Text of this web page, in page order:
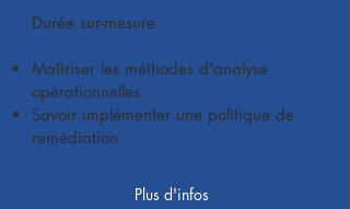
Durée sur-mesure
Maîtriser les méthodes d'analyse
opérationnelles
Savoir implémenter une politique de
remédiation
Plus d'infos